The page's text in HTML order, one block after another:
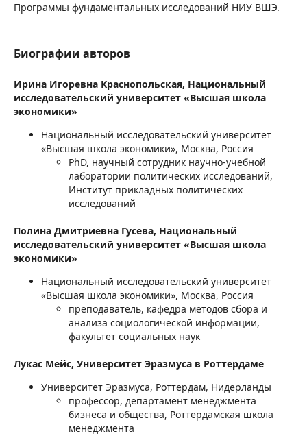
Программы фундаментальных исследований НИУ ВШЭ.
Биографии авторов
Ирина Игоревна Краснопольская, Национальный
исследовательский университет «Высшая школа
экономики»
Национальный исследовательский университет
«Высшая школа экономики», Москва, Россия
PhD, научный сотрудник научно-учебной
лаборатории политических исследований,
Институт прикладных политических
исследований
Полина Дмитриевна Гусева, Национальный
исследовательский университет «Высшая школа
экономики»
Национальный исследовательский университет
«Высшая школа экономики», Москва, Россия
преподаватель, кафедра методов сбора и
анализа социологической информации,
факультет социальных наук
Лукас Мейс, Университет Эразмуса в Роттердаме
Университет Эразмуса, Роттердам, Нидерланды
профессор, департамент менеджмента
бизнеса и общества, Роттердамская школа
менеджмента